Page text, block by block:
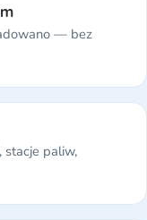
— bez
stacje paliw,